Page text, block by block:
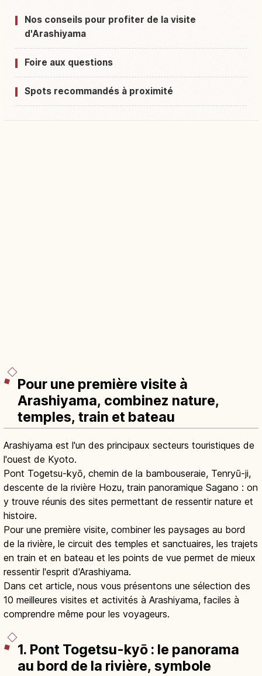
Nos conseils pour profiter de la visite
d'Arashiyama
Foire aux questions
Spots recommandés à proximité
Pour une première visite à
Arashiyama, combinez nature,
temples, train et bateau
Arashiyama est l'un des principaux secteurs touristiques de
l'ouest de Kyoto.
Pont Togetsu-kyō, chemin de la bambouseraie, Tenryū-ji,
descente de la rivière Hozu, train panoramique Sagano : on
y trouve réunis des sites permettant de ressentir nature et
histoire.
Pour une première visite, combiner les paysages au bord
de la rivière, le circuit des temples et sanctuaires, les trajets
en train et en bateau et les points de vue permet de mieux
ressentir l'esprit d'Arashiyama.
Dans cet article, nous vous présentons une sélection des
10 meilleures visites et activités à Arashiyama, faciles à
comprendre même pour les voyageurs.
1. Pont Togetsu-kyō : le panorama
au bord de la rivière, symbole